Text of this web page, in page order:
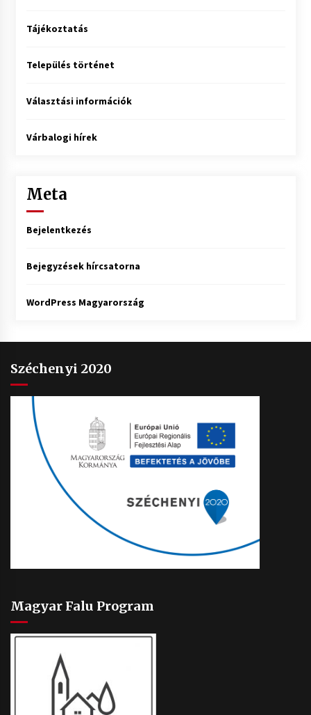
Tájékoztatás
Település történet
Választási információk
Várbalogi hírek
Meta
Bejelentkezés
Bejegyzések hírcsatorna
WordPress Magyarország
Széchenyi 2020
Magyar Falu Program